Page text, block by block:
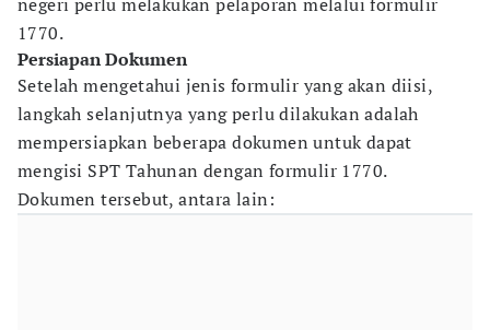
1770.
Persiapan Dokumen
Setelah mengetahui jenis formulir yang akan diisi,
langkah selanjutnya yang perlu dilakukan adalah
mempersiapkan beberapa dokumen untuk dapat
mengisi SPT Tahunan dengan formulir 1770.
Dokumen tersebut, antara lain: